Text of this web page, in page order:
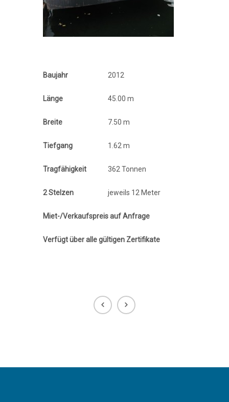
Baujahr 2012
Länge 45.00 m
Breite 7.50 m
Tiefgang 1.62 m
Tragfähigkeit 362 Tonnen
2 Stelzen jeweils 12 Meter
Miet-/Verkaufspreis auf Anfrage
Verfügt über alle gültigen Zertifikate